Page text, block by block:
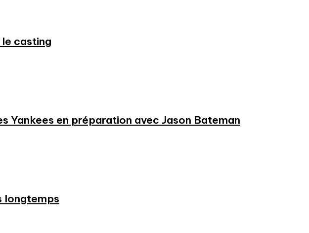
casting
Yankees en préparation avec Jason Bateman
longtemps